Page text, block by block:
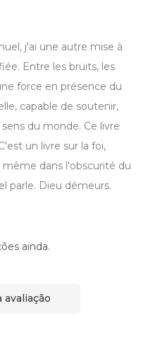
j'ai une autre mise à
Entre les bruits, les
force en présence du
capable de soutenir,
du monde. Ce livre
un livre sur la foi,
dans l'obscurité du
parle. Dieu démeurs.
ainda.
avaliação